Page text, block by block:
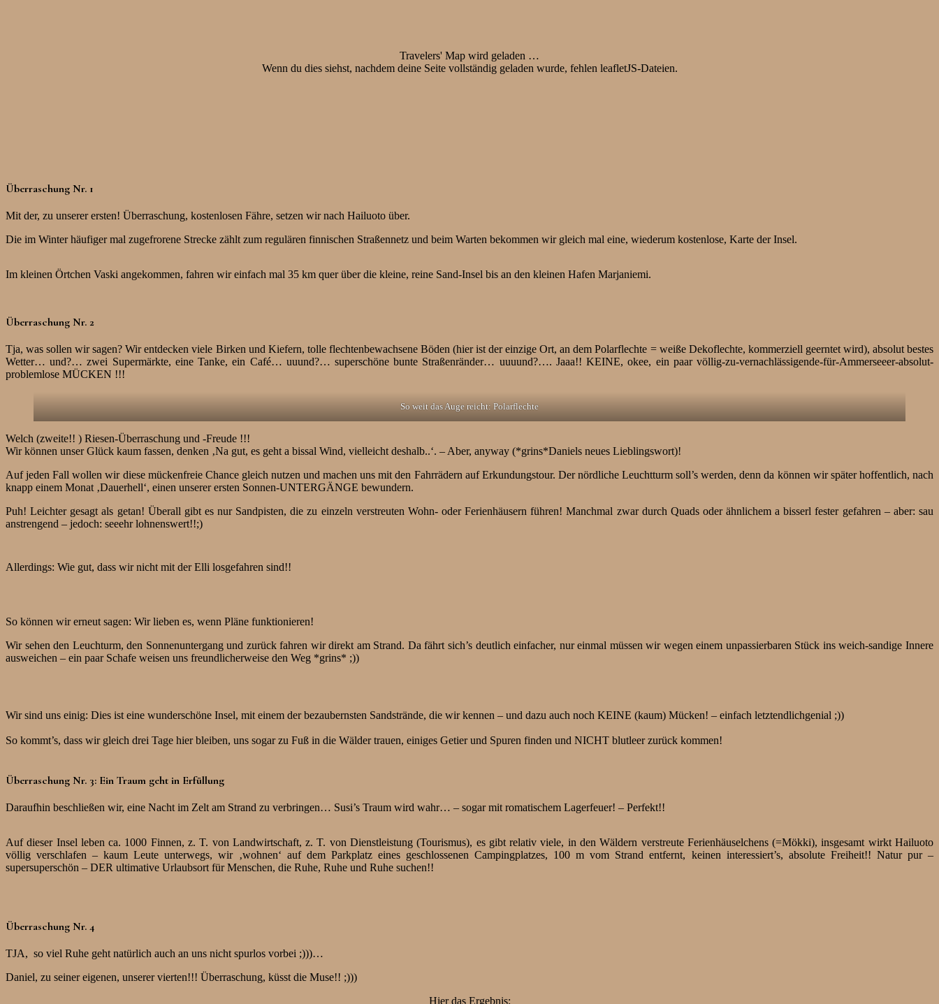
Travelers' Map wird geladen …
Wenn du dies siehst, nachdem deine Seite vollständig geladen wurde, fehlen leafletJS-Dateien.
Überraschung Nr. 1
Mit der, zu unserer ersten! Überraschung, kostenlosen Fähre, setzen wir nach Hailuoto über.
Die im Winter häufiger mal zugefrorene Strecke zählt zum regulären finnischen Straßennetz und beim Warten bekommen wir gleich mal eine, wiederum kostenlose, Karte der Insel.
Im kleinen Örtchen Vaski angekommen, fahren wir einfach mal 35 km quer über die kleine, reine Sand-Insel bis an den kleinen Hafen Marjaniemi.
Überraschung Nr. 2
Tja, was sollen wir sagen? Wir entdecken viele Birken und Kiefern, tolle flechtenbewachsene Böden (hier ist der einzige Ort, an dem Polarflechte = weiße Dekoflechte, kommerziell geerntet wird), absolut bestes
Wetter… und?… zwei Supermärkte, eine Tanke, ein Café… uuund?… superschöne bunte Straßenränder… uuuund?…. Jaaa!! KEINE, okee, ein paar völlig-zu-vernachlässigende-für-Ammerseeer-absolut-
problemlose MÜCKEN !!!
So weit das Auge reicht: Polarflechte
Welch (zweite!! ) Riesen-Überraschung und -Freude !!!
Wir können unser Glück kaum fassen, denken ‚Na gut, es geht a bissal Wind, vielleicht deshalb..‘. – Aber, anyway (*grins*Daniels neues Lieblingswort)!
Auf jeden Fall wollen wir diese mückenfreie Chance gleich nutzen und machen uns mit den Fahrrädern auf Erkundungstour. Der nördliche Leuchtturm soll’s werden, denn da können wir später hoffentlich, nach
knapp einem Monat ‚Dauerhell‘, einen unserer ersten Sonnen-UNTERGÄNGE bewundern.
Puh! Leichter gesagt als getan! Überall gibt es nur Sandpisten, die zu einzeln verstreuten Wohn- oder Ferienhäusern führen! Manchmal zwar durch Quads oder ähnlichem a bisserl fester gefahren – aber: sau
anstrengend – jedoch: seeehr lohnenswert!!;)
Allerdings: Wie gut, dass wir nicht mit der Elli losgefahren sind!!
So können wir erneut sagen: Wir lieben es, wenn Pläne funktionieren!
Wir sehen den Leuchturm, den Sonnenuntergang und zurück fahren wir direkt am Strand. Da fährt sich’s deutlich einfacher, nur einmal müssen wir wegen einem unpassierbaren Stück ins weich-sandige Innere
ausweichen – ein paar Schafe weisen uns freundlicherweise den Weg *grins* ;))
Wir sind uns einig: Dies ist eine wunderschöne Insel, mit einem der bezaubernsten Sandstrände, die wir kennen – und dazu auch noch KEINE (kaum) Mücken! – einfach letztendlichgenial ;))
So kommt’s, dass wir gleich drei Tage hier bleiben, uns sogar zu Fuß in die Wälder trauen, einiges Getier und Spuren finden und NICHT blutleer zurück kommen!
Überraschung Nr. 3: Ein Traum geht in Erfüllung
Daraufhin beschließen wir, eine Nacht im Zelt am Strand zu verbringen… Susi’s Traum wird wahr… – sogar mit romatischem Lagerfeuer! – Perfekt!!
Auf dieser Insel leben ca. 1000 Finnen, z. T. von Landwirtschaft, z. T. von Dienstleistung (Tourismus), es gibt relativ viele, in den Wäldern verstreute Ferienhäuselchens (=Mökki), insgesamt wirkt Hailuoto
völlig verschlafen – kaum Leute unterwegs, wir ‚wohnen‘ auf dem Parkplatz eines geschlossenen Campingplatzes, 100 m vom Strand entfernt, keinen interessiert’s, absolute Freiheit!! Natur pur –
supersuperschön – DER ultimative Urlaubsort für Menschen, die Ruhe, Ruhe und Ruhe suchen!!
Überraschung Nr. 4
TJA, so viel Ruhe geht natürlich auch an uns nicht spurlos vorbei ;)))…
Daniel, zu seiner eigenen, unserer vierten!!! Überraschung, küsst die Muse!! ;)))
Hier das Ergebnis: